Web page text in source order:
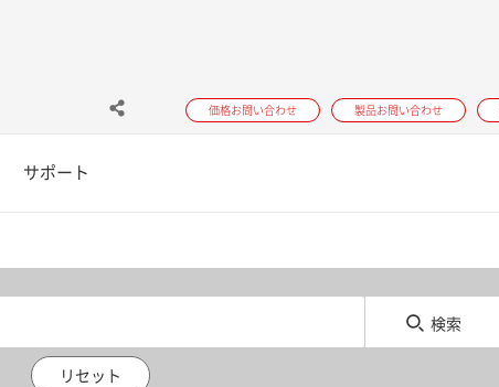
価格お問い合わせ 製品お問い合わせ
サポート
検索
リセット